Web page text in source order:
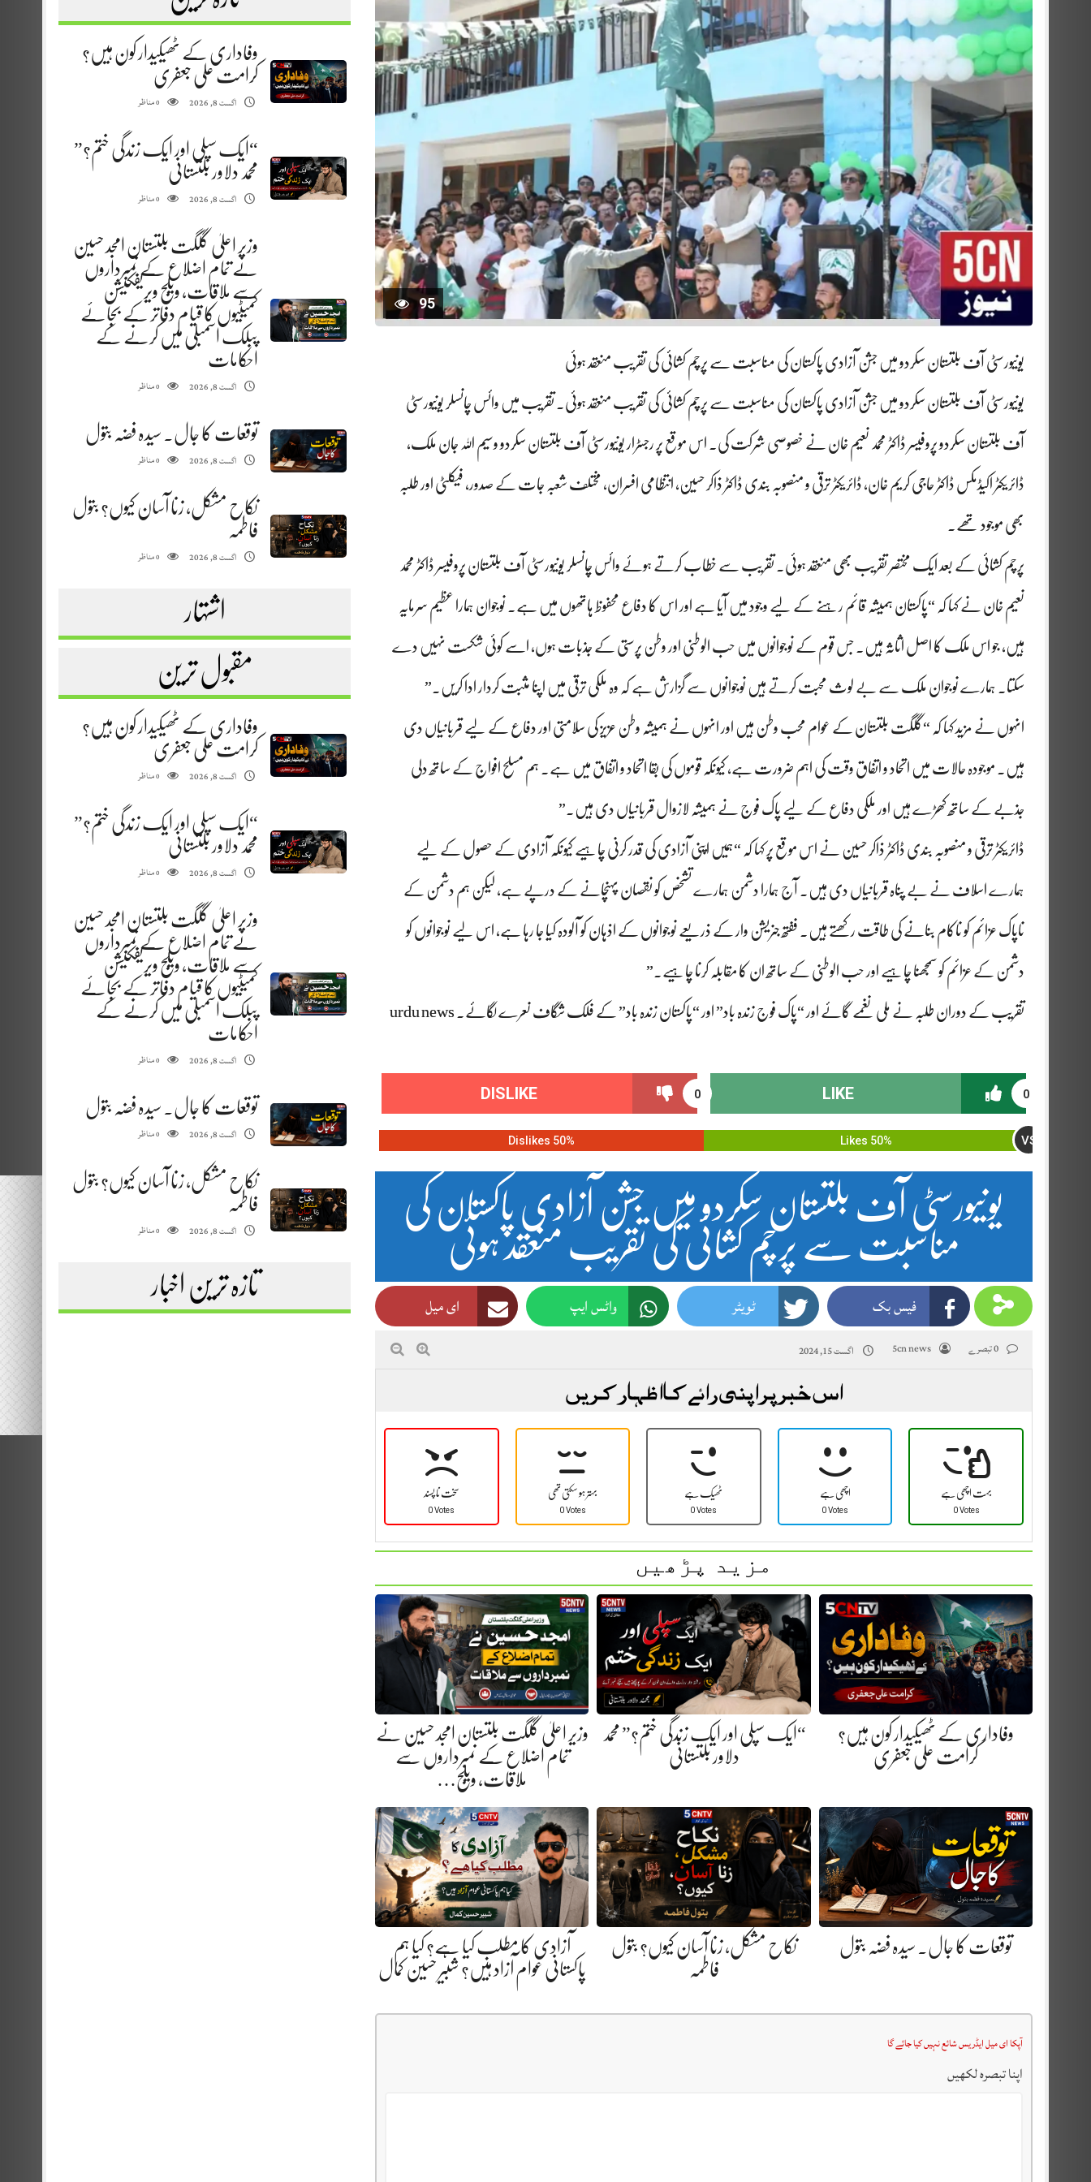
وفاداری کے ٹھیکیدار کون ہیں؟
کرامت علی جعفری
اگست 8, 2026
0مناظر
“ایک سپلی اور ایک زندگی ختم؟”
محمد دلاور بلتستانی
اگست 8, 2026
0مناظر
وزیر اعلیٰ گلگت بلتستان امجد حسین
نے تمام اضلاع کے نمبرداروں
سے ملاقات، ویلج ویریفکیشن
کمیٹیوں کا قیام دفاتر کے بجائے
پبلک اسمبلی میں کرنے کے
احکامات
اگست 8, 2026
0مناظر
توقعات کا جال. سیدہ فضہ بتول
اگست 8, 2026
0مناظر
نکاح مشکل، زنا آسان کیوں؟ بتول
فاطمہ
اگست 8, 2026
0مناظر
اشتہار
مقبول ترین
وفاداری کے ٹھیکیدار کون ہیں؟
کرامت علی جعفری
اگست 8, 2026
0مناظر
“ایک سپلی اور ایک زندگی ختم؟”
محمد دلاور بلتستانی
اگست 8, 2026
0مناظر
وزیر اعلیٰ گلگت بلتستان امجد حسین
نے تمام اضلاع کے نمبرداروں
سے ملاقات، ویلج ویریفکیشن
کمیٹیوں کا قیام دفاتر کے بجائے
پبلک اسمبلی میں کرنے کے
احکامات
اگست 8, 2026
0مناظر
توقعات کا جال. سیدہ فضہ بتول
اگست 8, 2026
0مناظر
نکاح مشکل، زنا آسان کیوں؟ بتول
فاطمہ
اگست 8, 2026
0مناظر
تازہ ترین اخبار
95
یونیورسٹی آف بلتستان سکردو میں جشن آزادی پاکستان کی مناسبت سے پرچم کشائی کی تقریب منعقد ہوئی
یونیورسٹی آف بلتستان سکردو میں جشن آزادی پاکستان کی مناسبت سے پرچم کشائی کی تقریب منعقد ہوئی۔ تقریب میں وائس چانسلر یونیورسٹی
آف بلتستان سکردو پروفیسر ڈاکٹر محمد نعیم خان نے خصوصی شرکت کی۔ اس موقع پر رجسٹرار یونیورسٹی آف بلتستان سکردو وسیم اللہ جان ملک،
ڈائریکٹر اکیڈمکس ڈاکٹر حاجی کریم خان، ڈائریکٹر ترقی و منصوبہ بندی ڈاکٹر ذاکر حسین، انتظامی افسران، مختلف شعبہ جات کے صدور، فیکلٹی اور طلبہ
بھی موجود تھے۔
پرچم کشائی کے بعد ایک مختصر تقریب بھی منعقد ہوئی۔ تقریب سے خطاب کرتے ہوئے وائس چانسلر یونیورسٹی آف بلتستان پروفیسر ڈاکٹر محمد
نعیم خان نے کہا کہ “پاکستان ہمیشہ قائم رہنے کے لیے وجود میں آیا ہے اور اس کا دفاع محفوظ ہاتھوں میں ہے۔ نوجوان ہمارا عظیم سرمایہ
ہیں، جو اس ملک کا اصل اثاثہ ہیں۔ جس قوم کے نوجوانوں میں حب الوطنی اور وطن پرستی کے جذبات ہوں، اسے کوئی شکست نہیں دے
سکتا۔ ہمارے نوجوان ملک سے بے لوث محبت کرتے ہیں نوجوانوں سے گزارش ہے کہ وہ ملکی ترقی میں اپنا مثبت کردار ادا کریں۔”
انہوں نے مزید کہا کہ “گلگت بلتستان کے عوام محب وطن ہیں اور انہوں نے ہمیشہ وطن عزیز کی سلامتی اور دفاع کے لیے قربانیاں دی
ہیں۔ موجودہ حالات میں اتحاد و اتفاق وقت کی اہم ضرورت ہے، کیونکہ قوموں کی بقا اتحاد و اتفاق میں ہے۔ ہم مسلح افواج کے ساتھ دلی
جذبے کے ساتھ کھڑے ہیں اور ملکی دفاع کے لیے پاک فوج نے ہمیشہ لازوال قربانیاں دی ہیں۔”
ڈائریکٹر ترقی و منصوبہ بندی ڈاکٹر ذاکر حسین نے اس موقع پر کہا کہ “ہمیں اپنی آزادی کی قدر کرنی چاہیے کیونکہ آزادی کے حصول کے لیے
ہمارے اسلاف نے بے پناہ قربانیاں دی ہیں۔ آج ہمارا دشمن ہمارے تشخص کو نقصان پہنچانے کے درپے ہے، لیکن ہم دشمن کے
ناپاک عزائم کو ناکام بنانے کی طاقت رکھتے ہیں۔ ففتھ جنریشن وار کے ذریعے نوجوانوں کے اذہان کو آلودہ کیا جا رہا ہے، اس لیے نوجوانوں کو
دشمن کے عزائم کو سمجھنا چاہیے اور حب الوطنی کے ساتھ ان کا مقابلہ کرنا چاہیے۔”
تقریب کے دوران طلبہ نے ملی نغمے گائے اور “پاک فوج زندہ باد” اور “پاکستان زندہ باد” کے فلک شگاف نعرے لگائے۔ urdu news
0
LIKE
0
DISLIKE
50% Likes VS
50% Dislikes
یونیورسٹی آف بلتستان سکردو میں جشن آزادی پاکستان کی
مناسبت سے پرچم کشائی کی تقریب منعقد ہوئی
فیس بک ٹویٹر واٹس ایپ ای میل
5cn news اگست 15, 2024
اس خبر پر اپنی رائے کا اظہار کریں
سخت نا پسند
0 Votes
بہتر ہو سکتی تھی
0 Votes
ٹھیک ہے
0 Votes
اچھی ہے
0 Votes
بہت اچھی ہے
0 Votes
مزید پڑھیں
وفاداری کے ٹھیکیدار کون ہیں؟
کرامت علی جعفری
“ایک سپلی اور ایک زندگی ختم؟” محمد
دلاور بلتستانی
وزیر اعلیٰ گلگت بلتستان امجد حسین نے
تمام اضلاع کے نمبرداروں سے
ملاقات، ویلج…
توقعات کا جال. سیدہ فضہ بتول
نکاح مشکل، زنا آسان کیوں؟ بتول
فاطمہ
آزادی کا مطلب کیا ہے؟ کیا ہم
پاکستانی عوام آزاد ہیں؟ شبیر حسین کمال
آپکا ای میل ایڈریس شائع نہیں کیا جائے گا
اپنا تبصرہ لکھیں